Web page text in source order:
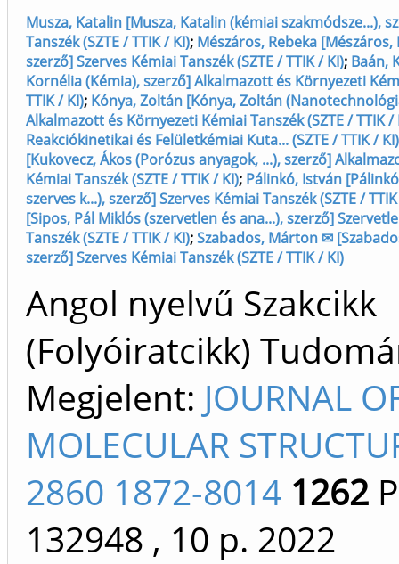
Musza, Katalin [Musza, Katalin (kémiai szakmódsze...),
Tanszék (SZTE / TTIK / KI); Mészáros, Rebeka
szerző] Szerves Kémiai Tanszék (SZTE / TTIK / KI); Baán,
Kornélia (Kémia), szerző] Alkalmazott és Környezeti
TTIK / KI); Kónya, Zoltán [Kónya, Zoltán
Alkalmazott és Környezeti Kémiai Tanszék (SZTE / TTIK /
Reakciókinetikai és Felületkémiai Kuta... (SZTE / TTIK / KI)
[Kukovecz, Ákos (Porózus anyagok, ...), szerző]
Kémiai Tanszék (SZTE / TTIK / KI); Pálinkó, István
szerves k...), szerző] Szerves Kémiai Tanszék (SZTE /
[Sipos, Pál Miklós (szervetlen és ana...), szerző]
Tanszék (SZTE / TTIK / KI);Szabados, Márton ✉
szerző] Szerves Kémiai Tanszék (SZTE / TTIK / KI)
Angol nyelvű Szakcikk
(Folyóiratcikk)
Megjelent: JOURNAL
MOLECULAR
2860 1872-8014 1262
132948 , 10 p. 2022